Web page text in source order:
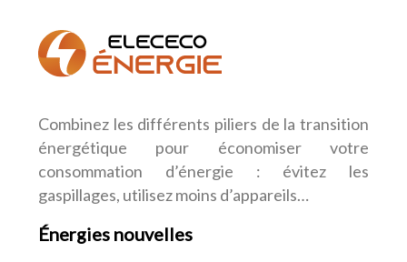
Combinez les différents piliers de la transition
énergétique pour économiser votre
consommation d’énergie : évitez les
gaspillages, utilisez moins d’appareils…
Énergies nouvelles